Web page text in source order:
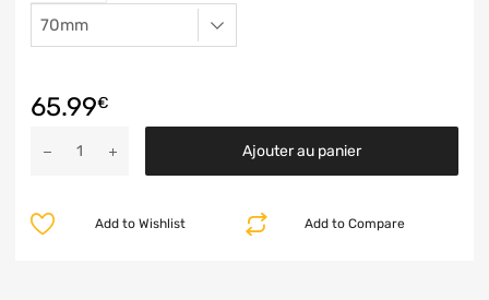
65.99€
Ajouter au panier
Add to Compare
Add to Wishlist